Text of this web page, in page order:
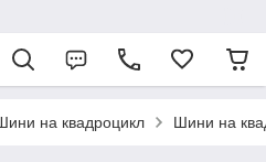
на квадроцикл Шини на